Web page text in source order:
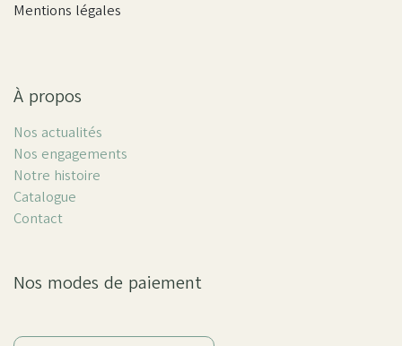
Mentions légales
À propos
Nos actualités
Nos engagements
Notre histoire
Catalogue
Contact
Nos modes de paiement